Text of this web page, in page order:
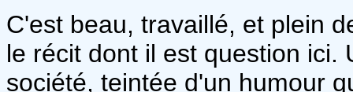
C'est beau, travaillé, et plein
le récit dont il est question ici.
société, teintée d'un humour